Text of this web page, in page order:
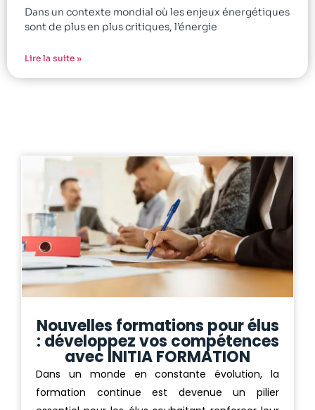
Dans un contexte mondial où les enjeux énergétiques
sont de plus en plus critiques, l’énergie
Lire la suite »
Nouvelles formations pour élus
: développez vos compétences
avec INITIA FORMATION
Dans un monde en constante évolution, la
formation continue est devenue un pilier